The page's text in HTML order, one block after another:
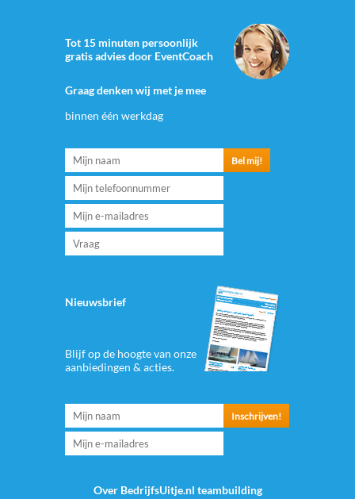
Tot 15 minuten persoonlijk
gratis advies door EventCoach
Graag denken wij met je mee
binnen één werkdag
Nieuwsbrief
Blijf op de hoogte van onze
aanbiedingen & acties.
Over BedrijfsUitje.nl teambuilding